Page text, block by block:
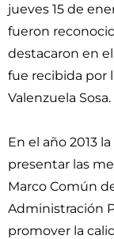
jueves 15 de
fueron
destacaron en
fue recibida por
Valenzuela Sosa.
En el año 2013
presentar las
Marco Común
Administración
promover la